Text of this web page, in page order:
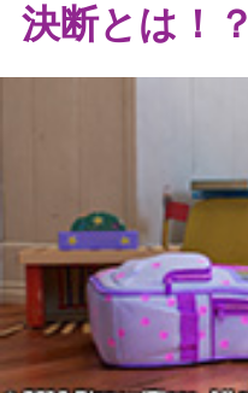
決断とは！？